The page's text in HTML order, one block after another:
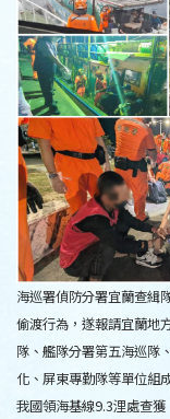
海巡署偵防分署宜蘭查緝
偷渡行為，遂報請宜蘭地
隊、艦隊分署第五海巡隊
化、屏東專勤隊等單位組
我國領海基線9.3浬處查